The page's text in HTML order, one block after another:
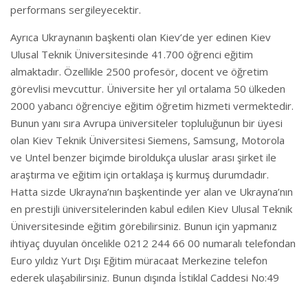
performans sergileyecektir.
Ayrıca Ukraynanın başkenti olan Kiev’de yer edinen Kiev
Ulusal Teknik Üniversitesinde 41.700 öğrenci eğitim
almaktadır. Özellikle 2500 profesör, docent ve öğretim
görevlisi mevcuttur. Üniversite her yıl ortalama 50 ülkeden
2000 yabancı öğrenciye eğitim öğretim hizmeti vermektedir.
Bunun yanı sıra Avrupa üniversiteler topluluğunun bir üyesi
olan Kiev Teknik Üniversitesi Siemens, Samsung, Motorola
ve Untel benzer biçimde biroldukça uluslar arası şirket ile
araştırma ve eğitim için ortaklaşa iş kurmuş durumdadır.
Hatta sizde Ukrayna’nın başkentinde yer alan ve Ukrayna’nın
en prestijli üniversitelerinden kabul edilen Kiev Ulusal Teknik
Üniversitesinde eğitim görebilirsiniz. Bunun için yapmanız
ihtiyaç duyulan öncelikle 0212 244 66 00 numaralı telefondan
Euro yıldız Yurt Dışı Eğitim müracaat Merkezine telefon
ederek ulaşabilirsiniz. Bunun dışında İstiklal Caddesi No:49